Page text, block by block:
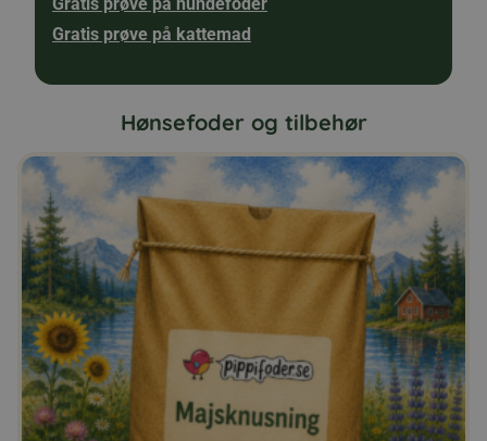
Gratis prøve på kattemad
Hønsefoder og tilbehør